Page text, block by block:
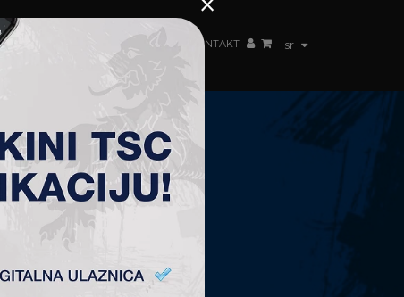
sr
ŽENSKI TIM KONTAKT
KONTAKT
Fudbalski Klub „TSC”
Plitvička 1.
24300 Bačka Topola
office@fktsc.com